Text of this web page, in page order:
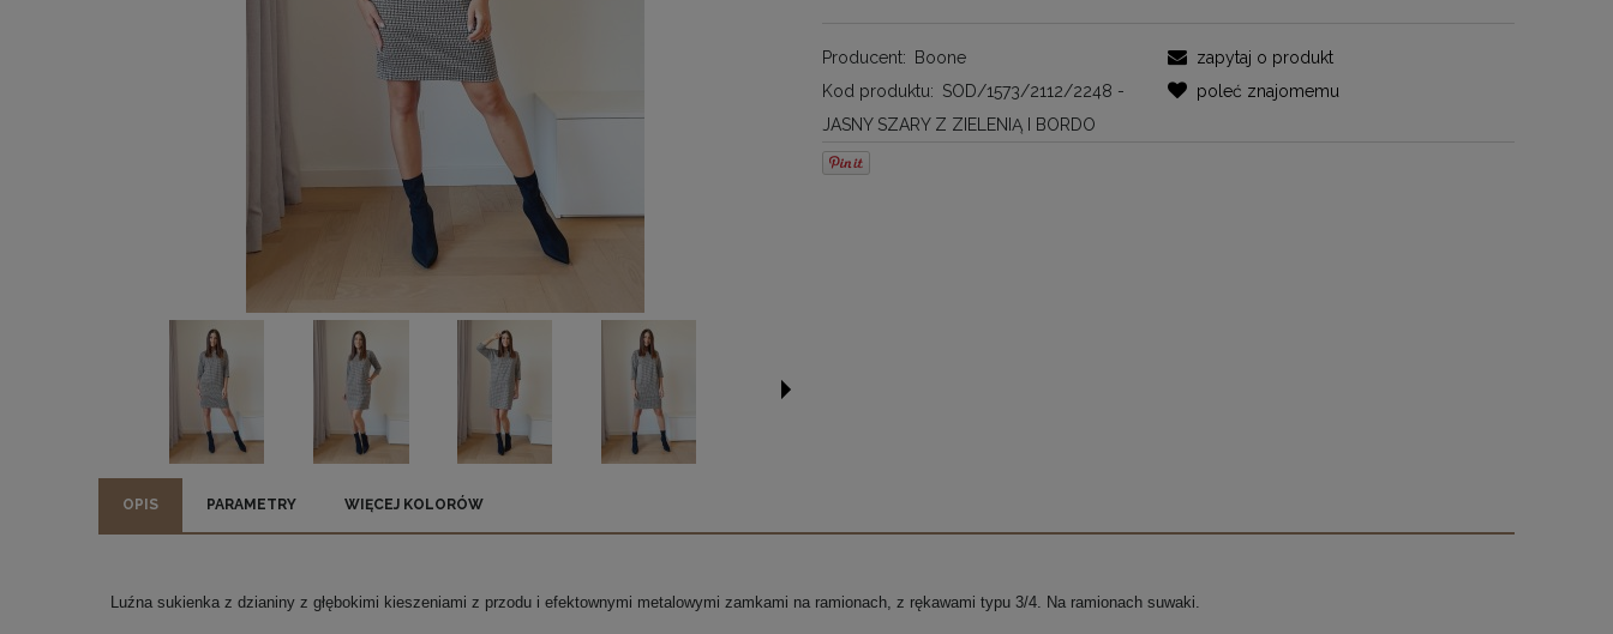
Producent:
Boone
Kod produktu: SOD/1573/2112/2248 -
JASNY SZARY Z ZIELENIĄ I BORDO
zapytaj o produkt
poleć znajomemu
OPIS PARAMETRY WIĘCEJ KOLORÓW
Luźna sukienka z dzianiny z głębokimi kieszeniami z przodu i efektownymi metalowymi zamkami na ramionach, z rękawami typu 3/4. Na ramionach suwaki.